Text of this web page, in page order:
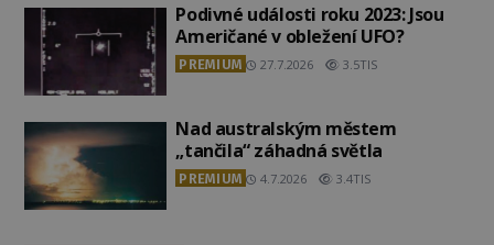
Podivné události roku 2023: Jsou
Američané v obležení UFO?
PREMIUM 27.7.2026 3.5TIS
Nad australským městem
„tančila“ záhadná světla
PREMIUM 4.7.2026 3.4TIS